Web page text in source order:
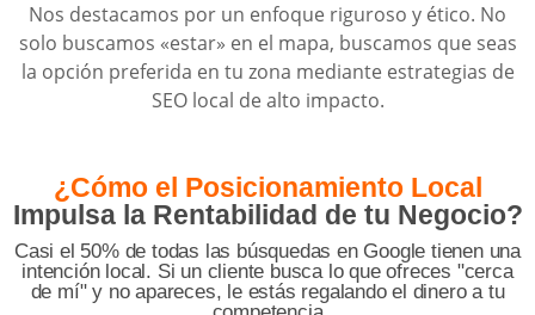
Nos destacamos por un enfoque riguroso y ético. No
solo buscamos «estar» en el mapa, buscamos que seas
la opción preferida en tu zona mediante estrategias de
SEO local de alto impacto.
¿Cómo el Posicionamiento Local
Impulsa la Rentabilidad de tu Negocio?
Casi el 50% de todas las búsquedas en Google tienen una
intención local. Si un cliente busca lo que ofreces "cerca
de mí" y no apareces, le estás regalando el dinero a tu